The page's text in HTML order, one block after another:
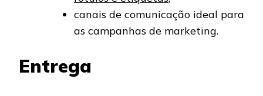
canais de comunicação ideal para
as campanhas de marketing.
Entrega